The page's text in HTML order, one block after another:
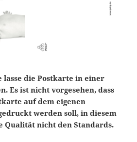
lasse die Postkarte in einer
Es ist nicht vorgesehen, dass
auf dem eigenen
werden soll, in diesem
Qualität nicht den Standards.